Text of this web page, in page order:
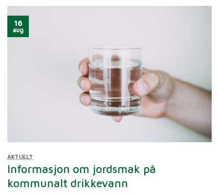
16
aug
AKTUELT
Informasjon om jordsmak på
kommunalt drikkevann